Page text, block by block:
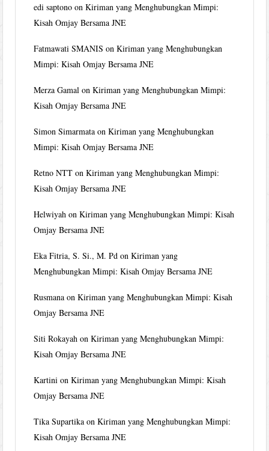
edi saptono onKiriman yang Menghubungkan Mimpi:
Kisah Omjay Bersama JNE
Fatmawati SMANIS onKiriman yang Menghubungkan
Mimpi: Kisah Omjay Bersama JNE
Merza Gamal onKiriman yang Menghubungkan Mimpi:
Kisah Omjay Bersama JNE
Simon Simarmata onKiriman yang Menghubungkan
Mimpi: Kisah Omjay Bersama JNE
Retno NTT onKiriman yang Menghubungkan Mimpi:
Kisah Omjay Bersama JNE
Helwiyah onKiriman yang Menghubungkan Mimpi: Kisah
Omjay Bersama JNE
Eka Fitria, S. Si., M. Pd onKiriman yang
Menghubungkan Mimpi: Kisah Omjay Bersama JNE
Rusmana onKiriman yang Menghubungkan Mimpi: Kisah
Omjay Bersama JNE
Siti Rokayah onKiriman yang Menghubungkan Mimpi:
Kisah Omjay Bersama JNE
Kartini onKiriman yang Menghubungkan Mimpi: Kisah
Omjay Bersama JNE
Tika Supartika onKiriman yang Menghubungkan Mimpi:
Kisah Omjay Bersama JNE